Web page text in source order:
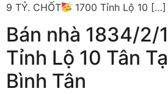
9 TỶ. CHỐT
1700 Tỉnh Lộ 10 […]
Bán nhà 1834/2/
Tỉnh Lộ 10 Tân
Bình Tân